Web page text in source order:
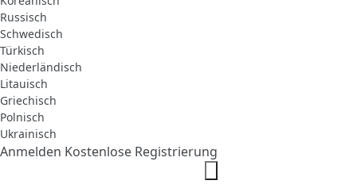
Russisch
Schwedisch
Türkisch
Niederländisch
Litauisch
Griechisch
Polnisch
Ukrainisch
Anmelden Kostenlose Registrierung